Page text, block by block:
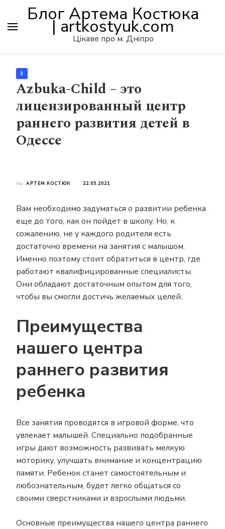
Блог Артема Костюка
| artkostyuk.com
Цікаве про м. Дніпро
3
Azbuka-Child – это
лицензированный центр
раннего развития детей в
Одессе
від АРТЕМ КОСТЮК 22.05.2021
Вам необходимо задуматься о развитии ребенка
еще до того, как он пойдет в школу. Но, к
сожалению, не у каждого родителя есть
достаточно времени на занятия с малышом.
Именно поэтому стоит обратиться в центр, где
работают квалифицированные специалисты.
Они обладают достаточным опытом для того,
чтобы вы смогли достичь желаемых целей.
Преимущества
нашего центра
раннего развития
ребенка
Все занятия проводятся в игровой форме, что
увлекает малышей. Специально подобранные
игры дают возможность развивать мелкую
моторику, улучшать внимание и концентрацию
памяти. Ребенок станет самостоятельным и
любознательным, будет легко общаться со
своими сверстниками и взрослыми людьми.
Основные преимущества нашего центра раннего